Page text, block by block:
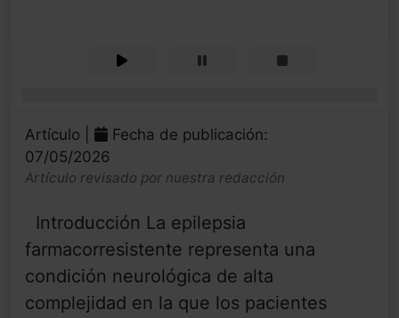
Artículo |
Fecha de publicación:
07/05/2026
Artículo revisado por nuestra redacción
Introducción La epilepsia
farmacorresistente representa una
condición neurológica de alta
complejidad en la que los pacientes